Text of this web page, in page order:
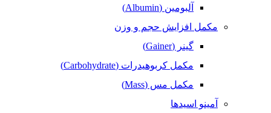
آلبومین (Albumin)
مکمل افزایش حجم و وزن
گینر (Gainer)
مکمل کربوهیدرات (Carbohydrate)
مکمل مس (Mass)
آمینو اسیدها